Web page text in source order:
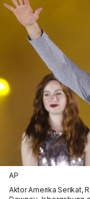
AP
Aktor Amerika Serikat,